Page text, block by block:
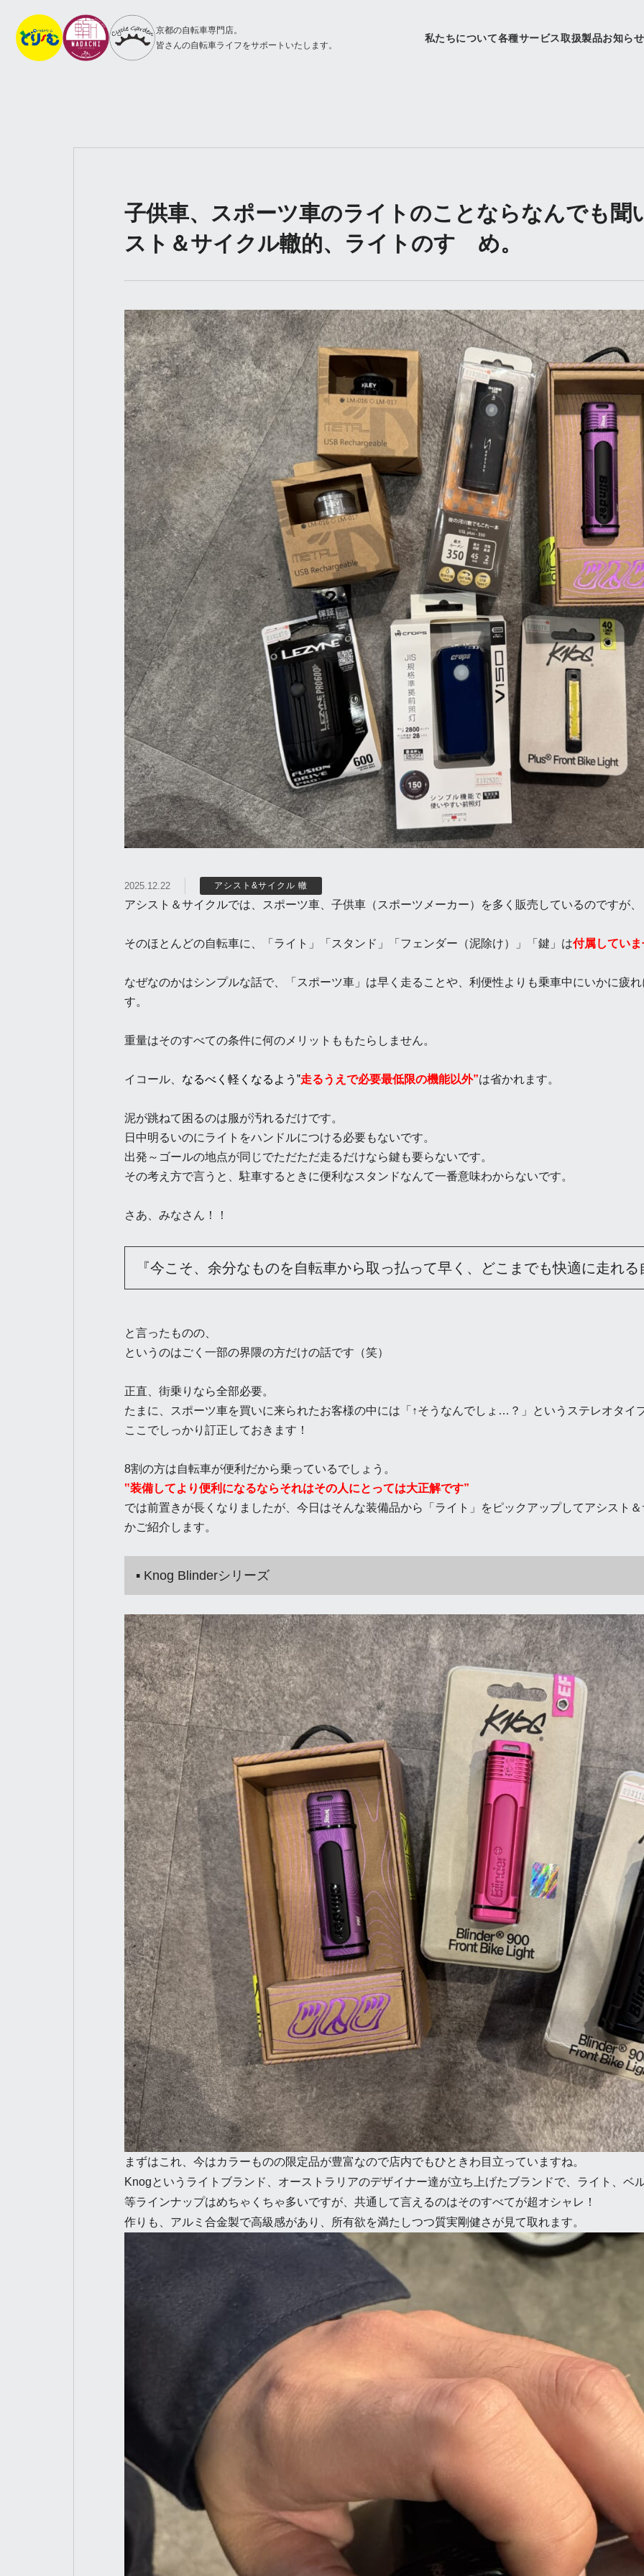
京都の自転車専門店。
皆さんの自転車ライフをサポートいたします。
私たちについて各種サービス取扱製品お知らせ
子供車、スポーツ車のライトのことならなんでも聞
スト＆サイクル轍的、ライトのすゝめ。
2025.12.22 アシスト&サイクル 轍
アシスト＆サイクルでは、スポーツ車、子供車（スポーツメーカー）を多く販売しているのですが、
そのほとんどの自転車に、「ライト」「スタンド」「フェンダー（泥除け）」「鍵」は付属してい
なぜなのかはシンプルな話で、「スポーツ車」は早く走ることや、利便性よりも乗車中にいかに疲
す。
重量はそのすべての条件に何のメリットももたらしません。
イコール、 なるべく軽くなるよう‟走るうえで必要最低限の機能以外”は省かれます。
泥が跳ねて困るのは服が汚れるだけです。
日中明るいのにライトをハンドルにつける必要もないです。
出発～ゴールの地点が同じでただただ走るだけなら鍵も要らないです。
その考え方で言うと、駐車するときに便利なスタンドなんて一番意味わからないです。
さあ、みなさん！！
『今こそ、余分なものを自転車から取っ払って早く、どこまでも快適に走れ
と言ったものの、
というのはごく一部の界隈の方だけの話です（笑）
正直、街乗りなら全部必要。
たまに、スポーツ車を買いに来られたお客様の中には「↑そうなんでしょ…？」というステレオタイ
ここでしっかり訂正しておきます！
8割の方は自転車が便利だから乗っているでしょう。
‟装備してより便利になるならそれはその人にとっては大正解です”
では前置きが長くなりましたが、今日はそんな装備品から「ライト」をピックアップしてアシスト
かご紹介します。
▪ Knog Blinderシリーズ
まずはこれ、今はカラーものの限定品が豊富なので店内でもひときわ目立っていますね。
Knogというライトブランド、オーストラリアのデザイナー達が立ち上げたブランドで、ライト、ベ
等ラインナップはめちゃくちゃ多いですが、共通して言えるのはそのすべてが超オシャレ！
作りも、アルミ合金製で高級感があり、所有欲を満たしつつ質実剛健さが見て取れます。